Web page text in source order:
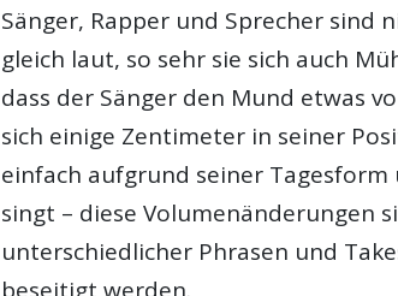
Sänger, Rapper und Sprecher sind
gleich laut, so sehr sie sich auch
dass der Sänger den Mund etwas
sich einige Zentimeter in seiner
einfach aufgrund seiner
singt – diese Volumenänderungen
unterschiedlicher Phrasen und